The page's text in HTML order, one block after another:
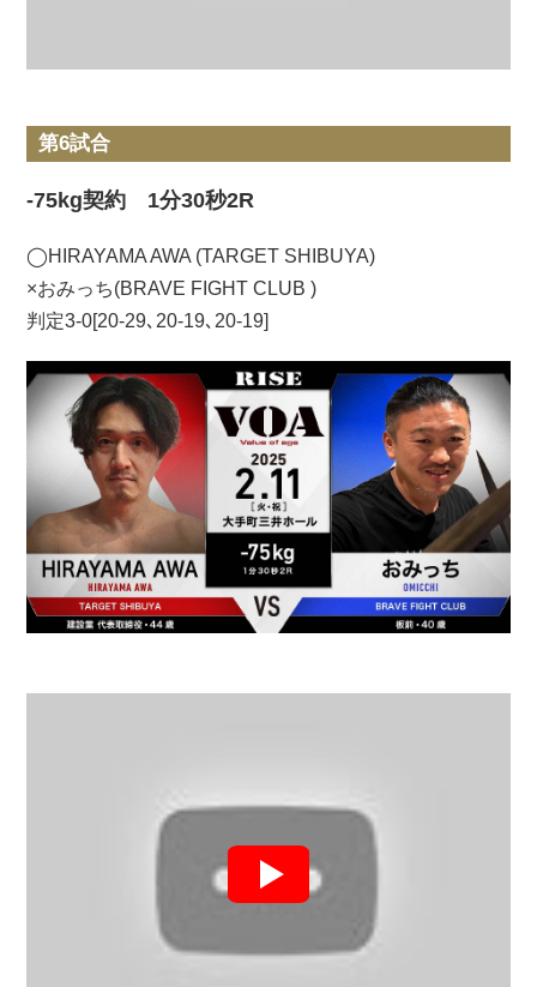
第6試合
-75kg契約 1分30秒2R
◯HIRAYAMA AWA (TARGET SHIBUYA)
×おみっち(BRAVE FIGHT CLUB )
判定3-0[20-29､20-19､20-19]